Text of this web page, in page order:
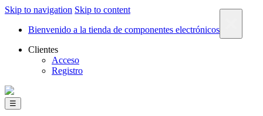
Skip to navigation Skip to content
Bienvenido a la tienda de componentes electrónicos
Clientes
Acceso
Registro
☰